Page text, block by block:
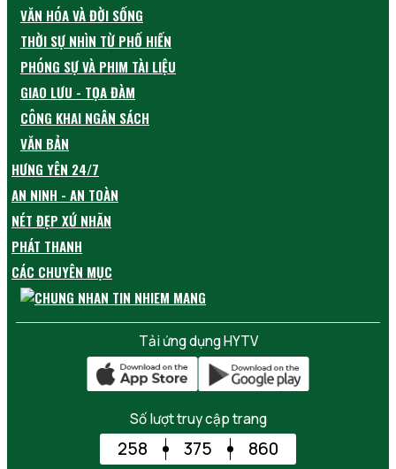
VĂN HÓA VÀ ĐỜI SỐNG
THỜI SỰ NHÌN TỪ PHỐ HIẾN
PHÓNG SỰ VÀ PHIM TÀI LIỆU
GIAO LƯU - TỌA ĐÀM
CÔNG KHAI NGÂN SÁCH
VĂN BẢN
HƯNG YÊN 24/7
AN NINH - AN TOÀN
NÉT ĐẸP XỨ NHÃN
PHÁT THANH
CÁC CHUYÊN MỤC
Tải ứng dụng HYTV
Số lượt truy cập trang
258 375 860